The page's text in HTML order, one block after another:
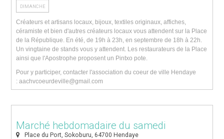
DIMANCHE
Créateurs et artisans locaux, bijoux, textiles originaux, affiches,
céramiste et bien d'autres créateurs locaux vous attendent sur la Place
de la République. En été, de 19h à 23h, en septembre de 18h à 22h.
Un vingtaine de stands vous y attendent. Les restaurateurs de la Place
ainsi que l'Apostrophe proposent un Pintxo pote.
Pour y participer, contacter l'association du coeur de ville Hendaye
: aachvcoeurdeville@gmail.com
Marché hebdomadaire du samedi
Place du Port, Sokoburu, 64700 Hendaye